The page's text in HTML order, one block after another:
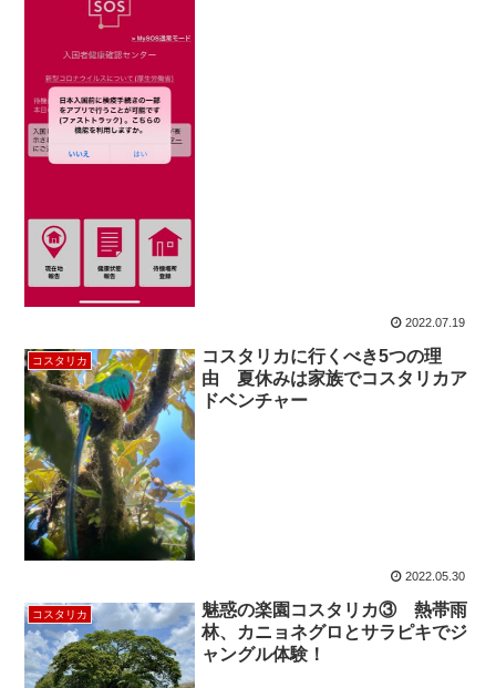
2022.07.19
コスタリカ
コスタリカに行くべき5つの理
由 夏休みは家族でコスタリカア
ドベンチャー
2022.05.30
コスタリカ
魅惑の楽園コスタリカ③ 熱帯雨
林、カニョネグロとサラピキでジ
ャングル体験！